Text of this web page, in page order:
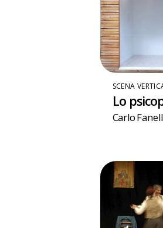
SCENA
Lo
Carlo